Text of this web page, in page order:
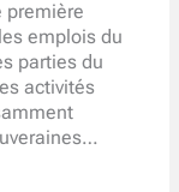
première
emplois du
parties du
activités